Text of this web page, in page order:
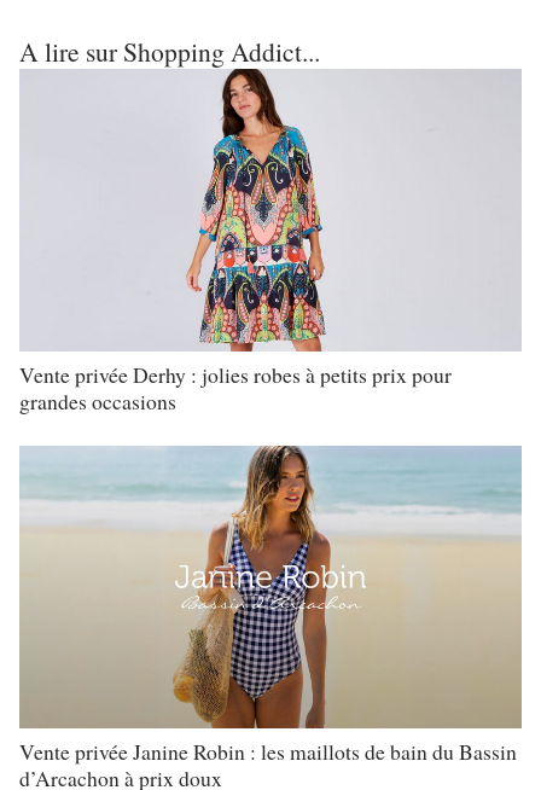
A lire sur Shopping Addict...
Vente privée Derhy : jolies robes à petits prix pour
grandes occasions
Vente privée Janine Robin : les maillots de bain du Bassin
d’Arcachon à prix doux